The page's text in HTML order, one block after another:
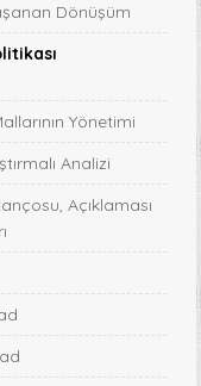
Dönüşüm
Yönetimi
Analizi
Açıklaması